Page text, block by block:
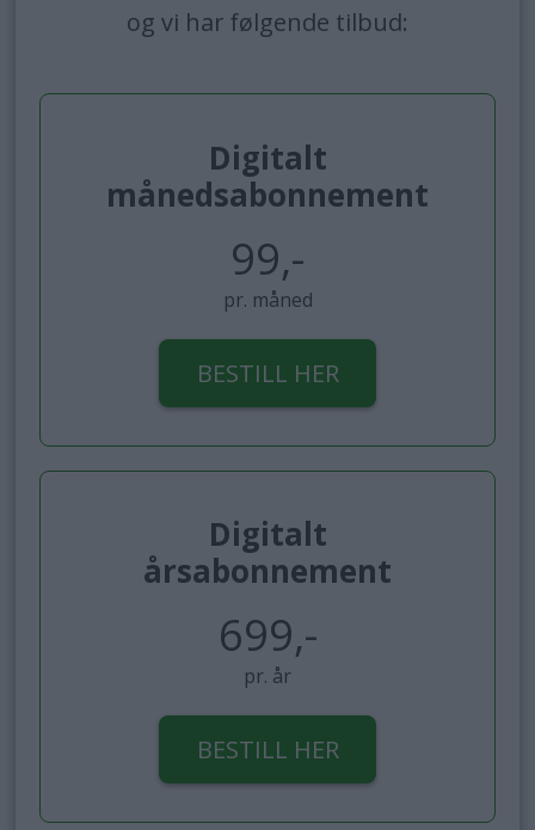
og vi har følgende tilbud:
Digitalt
månedsabonnement
99,-
pr. måned
BESTILL HER
Digitalt
årsabonnement
699,-
pr. år
BESTILL HER